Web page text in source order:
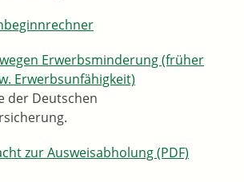
Erwerbsminderung (früher
Erwerbsunfähigkeit)
der Deutschen
zur Ausweisabholung (PDF)